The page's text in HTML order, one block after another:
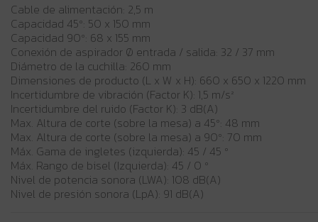
Cable de alimentación: 2,5 m
Capacidad 45º: 50 x 150 mm
Capacidad 90º: 68 x 155 mm
Conexión de aspirador Ø entrada / salida: 32 / 37 mm
Diámetro de la cuchilla: 260 mm
Dimensiones de producto (L x W x H): 660 x 650 x 1220 mm
Incertidumbre de vibración (Factor K): 1,5 m/s²
Incertidumbre del ruido (Factor K): 3 dB(A)
Max. Altura de corte (sobre la mesa) a 45º: 48 mm
Max. Altura de corte (sobre la mesa) a 90º: 70 mm
Máx. Gama de ingletes (izquierda): 45 / 45 º
Máx. Rango de bisel (Izquierda): 45 / 0 º
Nivel de potencia sonora (LWA): 108 dB(A)
Nivel de presión sonora (LpA): 91 dB(A)